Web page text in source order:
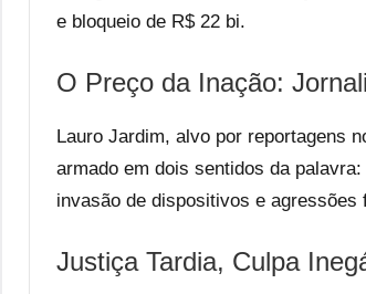
e bloqueio de R$ 22 bi.
O Preço da Inação:
Lauro Jardim, alvo por reportagens
armado em dois sentidos da
invasão de dispositivos e
Justiça Tardia, Culpa